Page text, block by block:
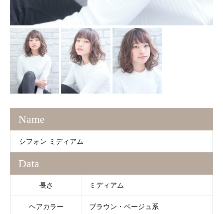
Name
シフォン ミディアム
Data
長さ ミディアム
ヘアカラー ブラウン・ベージュ系